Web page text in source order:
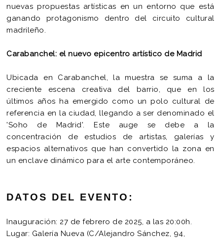
nuevas propuestas artísticas en un entorno que está
ganando protagonismo dentro del circuito cultural
madrileño.
Carabanchel: el nuevo epicentro artístico de Madrid
Ubicada en Carabanchel, la muestra se suma a la
creciente escena creativa del barrio, que en los
últimos años ha emergido como un polo cultural de
referencia en la ciudad, llegando a ser denominado el
'Soho de Madrid'. Este auge se debe a la
concentración de estudios de artistas, galerías y
espacios alternativos que han convertido la zona en
un enclave dinámico para el arte contemporáneo.
DATOS DEL EVENTO:
Inauguración: 27 de febrero de 2025, a las 20:00h.
Lugar: Galería Nueva (C/Alejandro Sánchez, 94,